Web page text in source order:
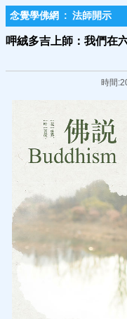
念覺學佛網 : 法師開示
呷絨多吉上師：我們在
時間